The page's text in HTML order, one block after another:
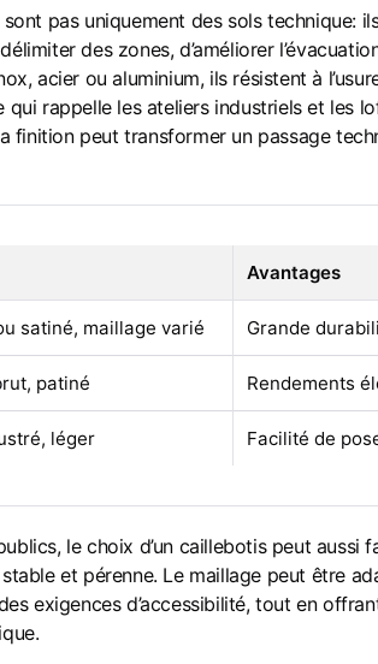
pas uniquement des sols technique:
des zones, d’améliorer
acier ou aluminium, ils résistent à
rappelle les ateliers industriels et les
finition peut transformer un passage
Avantages
satiné, maillage varié Grande
patiné Rendements
léger Facilité de
le choix d’un caillebotis peut aussi
et pérenne. Le maillage peut être
exigences d’accessibilité, tout en